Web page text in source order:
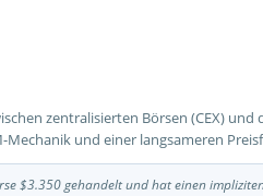
zentralisierten Börsen (CEX) und
und einer langsameren
$3.350 gehandelt und hat einen